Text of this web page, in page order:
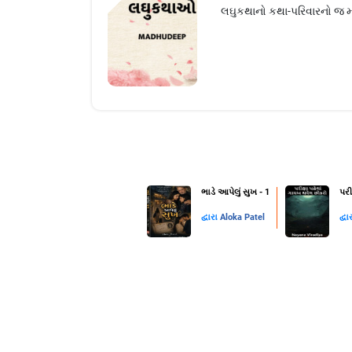
લઘુકથાનો કથા-પરિવારનો જ
ભાડે આપેલું સુખ - 1
દ્વારા Aloka Patel